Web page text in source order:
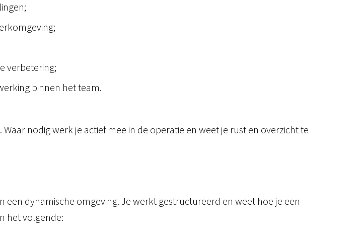
verbetering;
binnen het team.
nodig werk je actief mee in de operatie en weet je rust en overzicht te
dynamische omgeving. Je werkt gestructureerd en weet hoe je een
het volgende: